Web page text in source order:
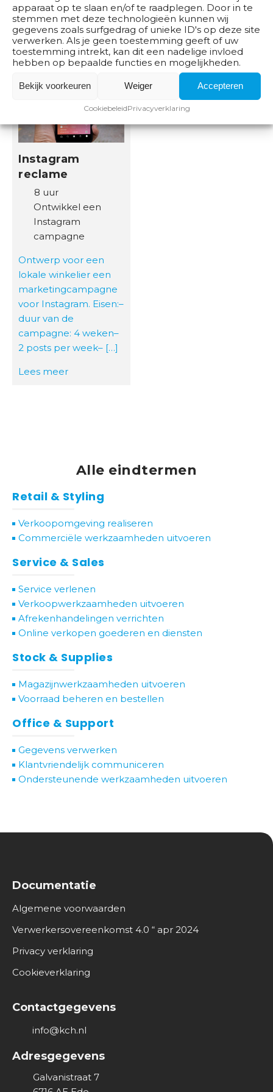
apparaat op te slaan en/of te raadplegen. Door in te
stemmen met deze technologieën kunnen wij
gegevens zoals surfgedrag of unieke ID's op deze site
verwerken. Als je geen toestemming geeft of uw
toestemming intrekt, kan dit een nadelige invloed
hebben op bepaalde functies en mogelijkheden.
Accepteren
Weiger
Bekijk voorkeuren
CookiebeleidPrivacyverklaring
Instagram
reclame
8 uur
Ontwikkel een
Instagram
campagne
Ontwerp voor een
lokale winkelier een
marketingcampagne
voor Instagram. Eisen:–
duur van de
campagne: 4 weken–
2 posts per week– […]
Lees meer
Alle eindtermen
Retail & Styling
Verkoopomgeving realiseren
Commerciële werkzaamheden uitvoeren
Service & Sales
Service verlenen
Verkoopwerkzaamheden uitvoeren
Afrekenhandelingen verrichten
Online verkopen goederen en diensten
Stock & Supplies
Magazijnwerkzaamheden uitvoeren
Voorraad beheren en bestellen
Office & Support
Gegevens verwerken
Klantvriendelijk communiceren
Ondersteunende werkzaamheden uitvoeren
Documentatie
Algemene voorwaarden
Verwerkersovereenkomst 4.0 “ apr 2024
Privacy verklaring
Cookieverklaring
Contactgegevens
info@kch.nl
Adresgegevens
Galvanistraat 7